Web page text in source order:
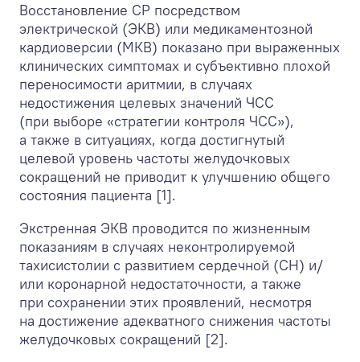
Восстановление СР посредством
электрической (ЭКВ) или медикаментозной
кардиоверсии (МКВ) показано при выраженных
клинических симптомах и субъективно плохой
переносимости аритмии, в случаях
недостижения целевых значений ЧСС
(при выборе «стратегии контроля ЧСС»),
а также в ситуациях, когда достигнутый
целевой уровень частоты желудочковых
сокращений не приводит к улучшению общего
состояния пациента [1].
Экстренная ЭКВ проводится по жизненным
показаниям в случаях неконтролируемой
тахисистолии с развитием сердечной (СН) и/
или коронарной недостаточности, а также
при сохранении этих проявлений, несмотря
на достижение адекватного снижения частоты
желудочковых сокращений [2].